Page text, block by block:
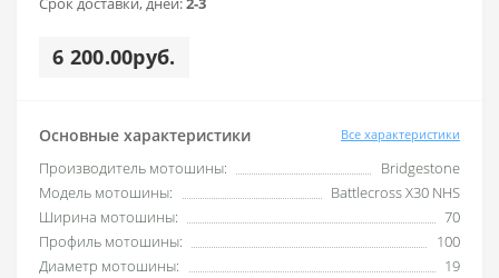
6 200.00руб.
Основные характеристики Все характеристики
Производитель мотошины:
Bridgestone
Модель мотошины:
Battlecross X30 NHS
Ширина мотошины:
70
Профиль мотошины:
100
Диаметр мотошины:
19